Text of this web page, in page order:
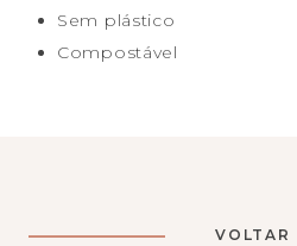
Sem plástico
Compostável
VOLTAR